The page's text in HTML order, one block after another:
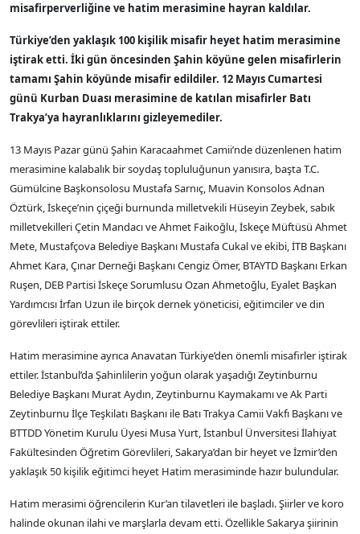
misafirperverliğine ve hatim merasimine hayran kaldılar.
Türkiye’den yaklaşık 100 kişilik misafir heyet hatim merasimine
iştirak etti. İki gün öncesinden Şahin köyüne gelen misafirlerin
tamamı Şahin köyünde misafir edildiler. 12 Mayıs Cumartesi
günü Kurban Duası merasimine de katılan misafirler Batı
Trakya’ya hayranlıklarını gizleyemediler.
13 Mayıs Pazar günü Şahin Karacaahmet Camii’nde düzenlenen hatim
merasimine kalabalık bir soydaş topluluğunun yanısıra, başta T.C.
Gümülcine Başkonsolosu Mustafa Sarnıç, Muavin Konsolos Adnan
Öztürk, İskeçe’nin çiçeği burnunda milletvekili Hüseyin Zeybek, sabık
milletvekilleri Çetin Mandacı ve Ahmet Faikoğlu, İskeçe Müftüsü Ahmet
Mete, Mustafçova Belediye Başkanı Mustafa Cukal ve ekibi, İTB Başkanı
Ahmet Kara, Çınar Derneği Başkanı Cengiz Ömer, BTAYTD Başkanı Erkan
Ruşen, DEB Partisi İskeçe Sorumlusu Ozan Ahmetoğlu, Eyalet Başkan
Yardımcısı İrfan Uzun ile birçok dernek yöneticisi, eğitimciler ve din
görevlileri iştirak ettiler.
Hatim merasimine ayrıca Anavatan Türkiye’den önemli misafirler iştirak
ettiler. İstanbul’da Şahinlilerin yoğun olarak yaşadığı Zeytinburnu
Belediye Başkanı Murat Aydın, Zeytinburnu Kaymakamı ve Ak Parti
Zeytinburnu İlçe Teşkilatı Başkanı ile Batı Trakya Camii Vakfı Başkanı ve
BTTDD Yönetim Kurulu Üyesi Musa Yurt, İstanbul Ünversitesi İlahiyat
Fakültesinden Öğretim Görevlileri, Sakarya’dan bir heyet ve İzmir’den
yaklaşık 50 kişilik eğitimci heyet Hatim merasiminde hazır bulundular.
Hatim merasimi öğrencilerin Kur’an tilavetleri ile başladı. Şiirler ve koro
halinde okunan ilahi ve marşlarla devam etti. Özellikle Sakarya şiirinin